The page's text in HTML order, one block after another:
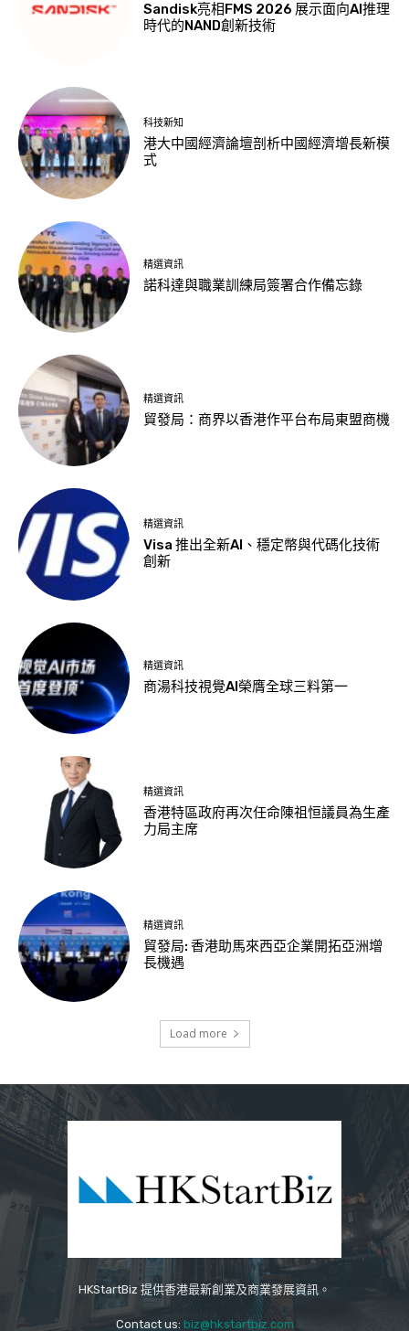
Sandisk亮相FMS 2026 展示面向AI推理
時代的NAND創新技術
科技新知
港大中國經濟論壇剖析中國經濟增長新模
式
精選資訊
諾科達與職業訓練局簽署合作備忘錄
精選資訊
貿發局：商界以香港作平台布局東盟商機
精選資訊
Visa 推出全新AI、穩定幣與代碼化技術
創新
精選資訊
商湯科技視覺AI榮膺全球三料第一
精選資訊
香港特區政府再次任命陳祖恒議員為生產
力局主席
精選資訊
貿發局: 香港助馬來西亞企業開拓亞洲增
長機遇
Load more
HKStartBiz 提供香港最新創業及商業發展資訊。
Contact us: biz@hkstartbiz.com